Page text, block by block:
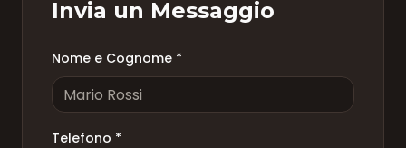
Invia un Messaggio
Nome e Cognome *
Telefono *